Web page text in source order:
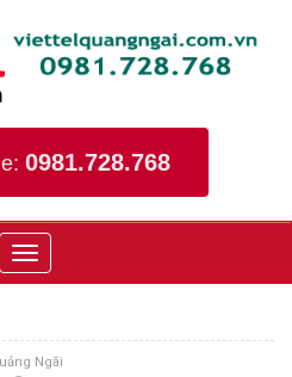
0981.728.768
Toggle
navigation
Ngãi